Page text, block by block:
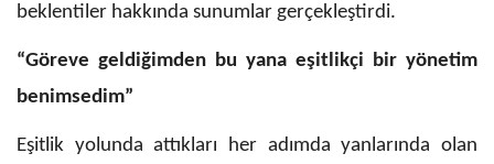
beklentiler hakkında sunumlar gerçekleştirdi.
“Göreve geldiğimden bu yana eşitlikçi bir yönetim
benimsedim”
Eşitlik yolunda attıkları her adımda yanlarında olan